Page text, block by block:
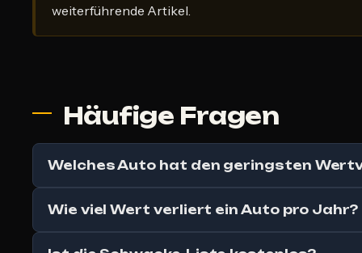
weiterführende Artikel.
Häufige Fragen
Welches Auto hat den geringsten
Wie viel Wert verliert ein Auto pro Jahr?